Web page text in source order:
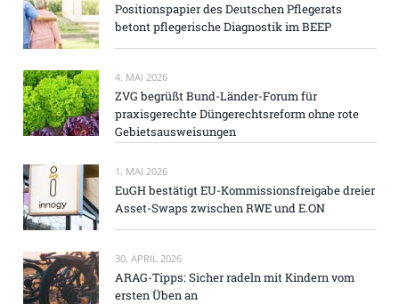
Positionspapier des Deutschen Pflegerats
betont pflegerische Diagnostik im BEEP
4. MAI 2026
ZVG begrüßt Bund-Länder-Forum für
praxisgerechte Düngerechtsreform ohne rote
Gebietsausweisungen
1. MAI 2026
EuGH bestätigt EU-Kommissionsfreigabe dreier
Asset-Swaps zwischen RWE und E.ON
30. APRIL 2026
ARAG-Tipps: Sicher radeln mit Kindern vom
ersten Üben an